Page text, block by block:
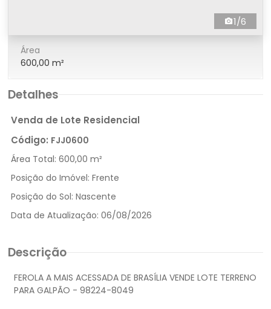
1/6
Área
600,00 m²
Detalhes
Venda de Lote Residencial
Código: FJJ0600
Área Total: 600,00 m²
Posição do Imóvel: Frente
Posição do Sol: Nascente
Data de Atualização: 06/08/2026
Descrição
FEROLA A MAIS ACESSADA DE BRASÍLIA VENDE LOTE TERRENO
PARA GALPÃO - 98224-8049